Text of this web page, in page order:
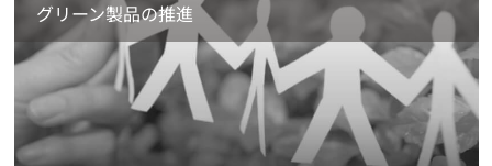
グリーン製品の推進